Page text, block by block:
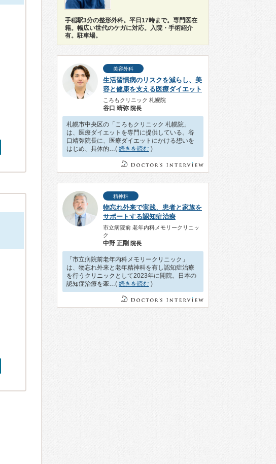
手稲駅3分の整形外科。平日17時まで。専門医在
籍。幅広い世代のケガに対応。入院・手術紹介
有。駐車場。
美容外科
生活習慣病のリスクを減らし、美
容と健康を支える医療ダイエット
ころもクリニック 札幌院
谷口 靖弥 院長
札幌市中央区の「ころもクリニック 札幌院」
は、医療ダイエットを専門に提供している。谷
口靖弥院長に、医療ダイエットにかける想いを
はじめ、具体的…( 続きを読む )
精神科
物忘れ外来で実践、患者と家族を
サポートする認知症治療
市立病院前 老年内科メモリークリニッ
ク
中野 正剛 院長
「市立病院前老年内科メモリークリニック」
は、物忘れ外来と老年精神科を有し認知症治療
を行うクリニックとして2023年に開院。日本の
認知症治療を牽…( 続きを読む )